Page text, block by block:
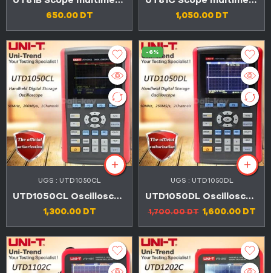
650.00 DT
1,050.00 DT
UGS : UTD1050CL
UTD1050CL Oscilloscope de stockage numérique portable
1,300.00 DT
-6%
UGS : UTD1050DL
UTD1050DL Oscilloscope de stockage numérique portable
1,700.00DT 1,600.00 DT